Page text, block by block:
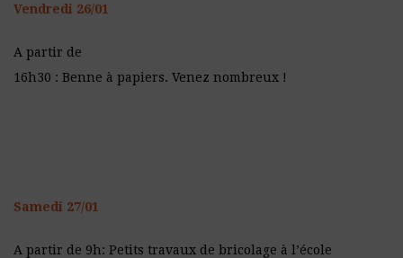
Vendredi 26/01
A partir de
16h30 : Benne à papiers. Venez nombreux !
Samedi 27/01
A partir de 9h: Petits travaux de bricolage à l’école